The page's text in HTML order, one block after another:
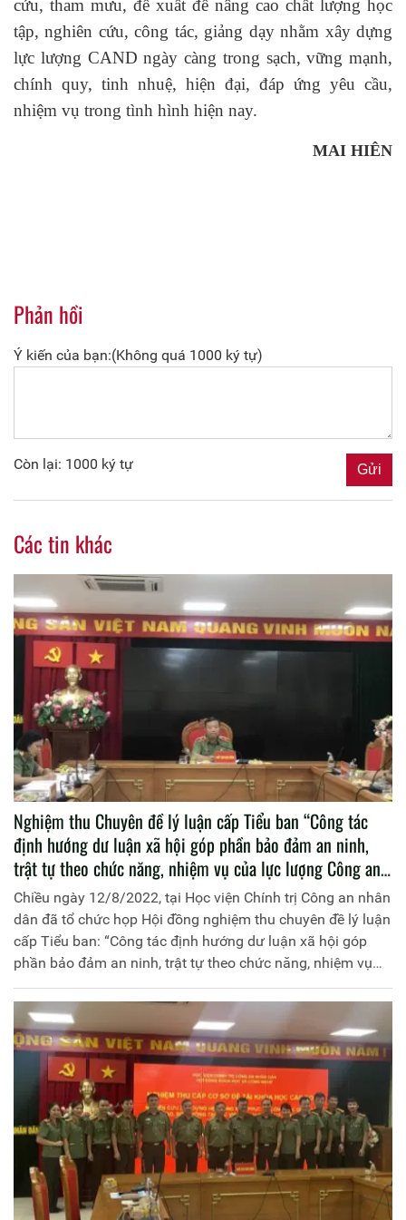
cứu, tham mưu, đề xuất để nâng cao chất lượng học
tập, nghiên cứu, công tác, giảng dạy nhằm xây dựng
lực lượng CAND ngày càng trong sạch, vững mạnh,
chính quy, tinh nhuệ, hiện đại, đáp ứng yêu cầu,
nhiệm vụ trong tình hình hiện nay.
MAI HIÊN
Phản hồi
Ý kiến của bạn:(Không quá 1000 ký tự)
Còn lại: 1000 ký tự
Các tin khác
Nghiệm thu Chuyên đề lý luận cấp Tiểu ban “Công tác
định hướng dư luận xã hội góp phần bảo đảm an ninh,
trật tự theo chức năng, nhiệm vụ của lực lượng Công an
nhân dân”
Chiều ngày 12/8/2022, tại Học viện Chính trị Công an nhân
dân đã tổ chức họp Hội đồng nghiệm thu chuyên đề lý luận
cấp Tiểu ban: “Công tác định hướng dư luận xã hội góp
phần bảo đảm an ninh, trật tự theo chức năng, nhiệm vụ
của lực lượng Công an nhân dân” mã số TB/XDLL-
HCKT/2020/T03/01 do Đại úy, TS Phan Thị Thu Trang,
giảng viên Khoa Khoa học xã hội nhân văn và Tâm lý của
Học viện Chính trị Công an nhân dân làm chủ nhiệm. Đồng
chí Thiếu tướng, PGS. TS Phan Xuân Tuy, Bí thư Đảng ủy,
Giám đốc Học viện Chính trị Công an nhân dân, Chủ tịch
Hội đồng nghiệm thu.